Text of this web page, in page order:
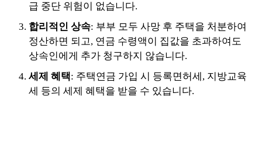
급 중단 위험이 없습니다.
합리적인 상속: 부부 모두 사망 후 주택을 처분하여
정산하면 되고, 연금 수령액이 집값을 초과하여도
상속인에게 추가 청구하지 않습니다.
세제 혜택: 주택연금 가입 시 등록면허세, 지방교육
세 등의 세제 혜택을 받을 수 있습니다.